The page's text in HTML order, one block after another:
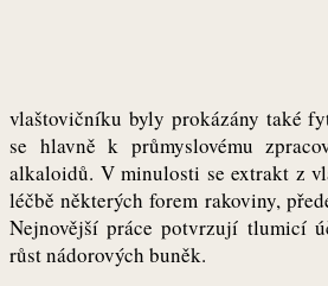
vlaštovičníku byly prokázány také
se hlavně k průmyslovému
alkaloidů. V minulosti se extrakt z
léčbě některých forem rakoviny,
Nejnovější práce potvrzují tlumicí
růst nádorových buněk.